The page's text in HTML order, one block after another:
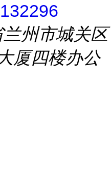
州市城关区
厦四楼办公